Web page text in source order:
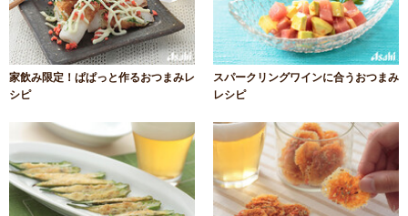
家飲み限定！ぱぱっと作るおつまみレ
シピ
スパークリングワインに合うおつまみ
レシピ